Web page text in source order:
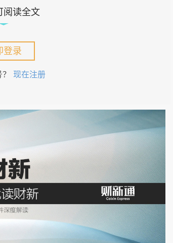
正是自负其责。比如，一些新能源车主，
，他们自己负责。极限运动也是如此，
后，有没有替代方案？电动自行车的速
降低。
自行车协回应，只解决了带一个孩子的问
小的，再带着小的去接大的，后座就要
坐后面。但很多地方规定，电瓶车不准
。先接一个送回家，再去接另外一个，
时的，其中一个孩子就得孤零零地等在
阅读全文
登录
现在注册